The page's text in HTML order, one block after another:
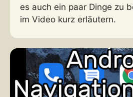
es auch ein paar Dinge zu
im Video kurz erläutern.